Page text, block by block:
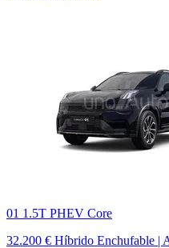
01 1.5T PHEV Core
32.200 € Híbrido Enchufable |